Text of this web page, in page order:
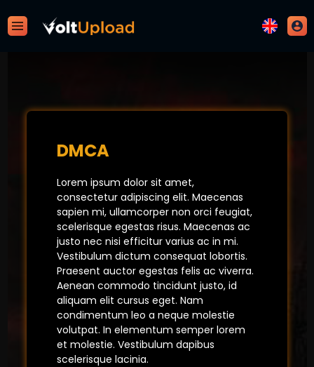
DMCA
Lorem ipsum dolor sit amet,
consectetur adipiscing elit. Maecenas
sapien mi, ullamcorper non orci feugiat,
scelerisque egestas risus. Maecenas ac
justo nec nisi efficitur varius ac in mi.
Vestibulum dictum consequat lobortis.
Praesent auctor egestas felis ac viverra.
Aenean commodo tincidunt justo, id
aliquam elit cursus eget. Nam
condimentum leo a neque molestie
volutpat. In elementum semper lorem
et molestie. Vestibulum dapibus
scelerisque lacinia.